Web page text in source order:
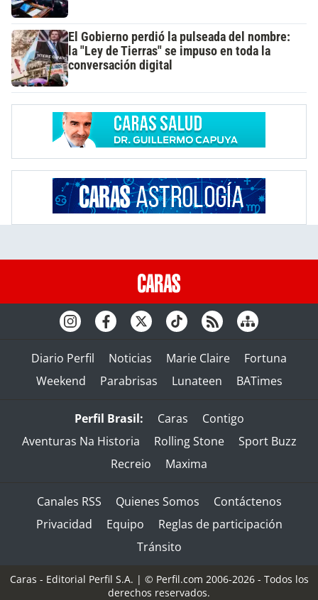
El Gobierno perdió la pulseada del nombre:
la "Ley de Tierras" se impuso en toda la
conversación digital
Diario Perfil Noticias Marie Claire
Fortuna
Weekend
Parabrisas Lunateen BATimes
Perfil Brasil: Caras
Contigo
Aventuras Na Historia
Rolling Stone
Sport Buzz
Recreio
Maxima
Canales RSS Quienes Somos
Contáctenos
Privacidad
Equipo
Reglas de participación
Tránsito
Caras - Editorial Perfil S.A. | © Perfil.com 2006-2026 - Todos los
derechos reservados.